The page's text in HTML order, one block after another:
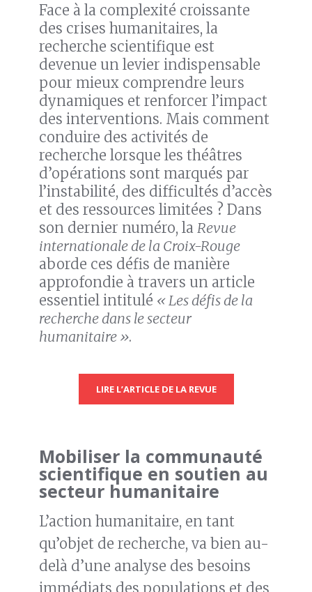
Face à la complexité croissante
des crises humanitaires, la
recherche scientifique est
devenue un levier indispensable
pour mieux comprendre leurs
dynamiques et renforcer l’impact
des interventions. Mais comment
conduire des activités de
recherche lorsque les théâtres
d’opérations sont marqués par
l’instabilité, des difficultés d’accès
et des ressources limitées ? Dans
son dernier numéro, la Revue
internationale de la Croix-Rouge
aborde ces défis de manière
approfondie à travers un article
essentiel intitulé « Les défis de la
recherche dans le secteur
humanitaire ».
LIRE L’ARTICLE DE LA REVUE
Mobiliser la communauté
scientifique en soutien au
secteur humanitaire
L’action humanitaire, en tant
qu’objet de recherche, va bien au-
delà d’une analyse des besoins
immédiats des populations et des